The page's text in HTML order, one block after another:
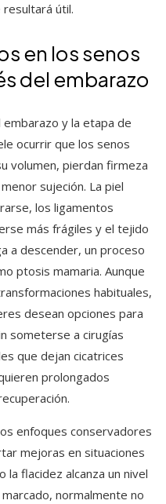
útil.
en los senos
del embarazo
embarazo y la etapa de
ocurrir que los senos
volumen, pierdan firmeza
sujeción. La piel
los ligamentos
más frágiles y el tejido
a descender, un proceso
ptosis mamaria. Aunque
habituales,
desean opciones para
someterse a cirugías
que dejan cicatrices
prolongados
enfoques conservadores
mejoras en situaciones
la flacidez alcanza un nivel
normalmente no